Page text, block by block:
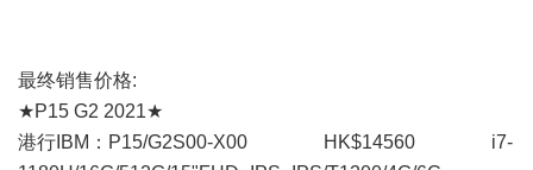
最终销售价格:
★P15 G2 2021★
港行IBM：P15/G2S00-X00 HK$14560 i7-